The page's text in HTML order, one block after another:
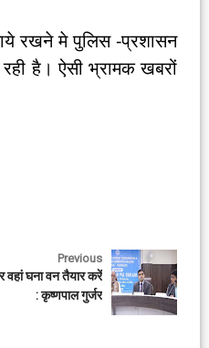
रखने मे पुलिस -प्रशासन
है। ऐसी भ्रामक खबरों
Previous
घना वन तैयार करें
: कृष्णपाल गुर्जर